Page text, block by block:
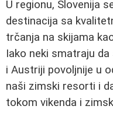
U regionu, Slovenija
destinacija sa
trčanja na skijama
Iako neki smatraju
i Austriji povoljnije u
naši zimski resorti i
tokom vikenda i